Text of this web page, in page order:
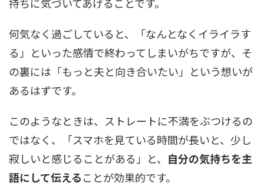
持ちに気づいてあげることです。
何気なく過ごしていると、「なんとなくイライラす
る」といった感情で終わってしまいがちですが、そ
の裏には「もっと夫と向き合いたい」という想いが
あるはずです。
このようなときは、ストレートに不満をぶつけるの
ではなく、「スマホを見ている時間が長いと、少し
寂しいと感じることがある」と、 自分の気持ちを主
語にして伝えることが効果的です。